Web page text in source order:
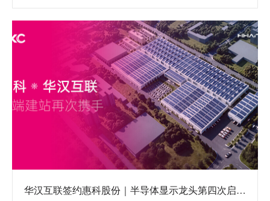
华汉互联签约惠科股份｜半导体显示龙头第四次启动